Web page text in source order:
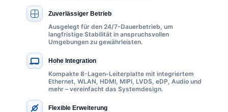
Zuverlässiger Betrieb
Ausgelegt für den 24/7-Dauerbetrieb, um
langfristige Stabilität in anspruchsvollen
Umgebungen zu gewährleisten.
Hohe Integration
Kompakte 8-Lagen-Leiterplatte mit integriertem
Ethernet, WLAN, HDMI, MIPI, LVDS, eDP, Audio und
mehr – vereinfacht das Systemdesign.
Flexible Erweiterung